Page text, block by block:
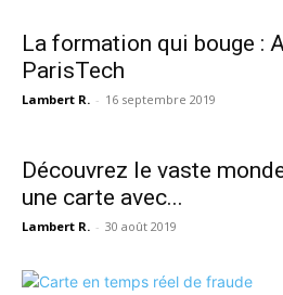
La formation qui bouge :
ParisTech
Lambert R. - 16 septembre 2019
Découvrez le vaste
une carte avec...
Lambert R. - 30 août 2019